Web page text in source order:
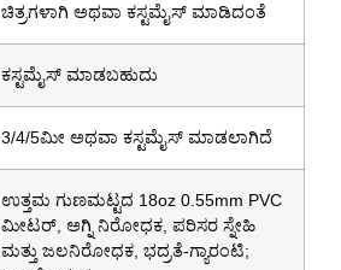
ಚಿತ್ರಗಳಾಗಿ ಅಥವಾ ಕಸ್ಟಮೈಸ್ ಮಾಡಿದಂತೆ
ಕಸ್ಟಮೈಸ್ ಮಾಡಬಹುದು
3/4/5ಮೀ ಅಥವಾ ಕಸ್ಟಮೈಸ್ ಮಾಡಲಾಗಿದೆ
ಉತ್ತಮ ಗುಣಮಟ್ಟದ 18oz 0.55mm PVC
ಮೀಟರ್, ಅಗ್ನಿ ನಿರೋಧಕ, ಪರಿಸರ ಸ್ನೇಹಿ
ಮತ್ತು ಜಲನಿರೋಧಕ, ಭದ್ರತೆ-ಗ್ಯಾರಂಟಿ;